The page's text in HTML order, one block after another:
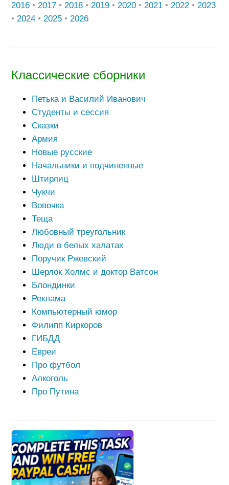
2016 • 2017 • 2018 • 2019 • 2020 • 2021 • 2022 • 2023
• 2024 • 2025 • 2026
Классические сборники
Петька и Василий Иванович
Студенты и сессия
Сказки
Армия
Новые русские
Начальники и подчиненные
Штирлиц
Чукчи
Вовочка
Теща
Любовный треугольник
Люди в белых халатах
Поручик Ржевский
Шерлок Холмс и доктор Ватсон
Блондинки
Реклама
Компьютерный юмор
Филипп Киркоров
ГИБДД
Евреи
Про футбол
Алкоголь
Про Путина